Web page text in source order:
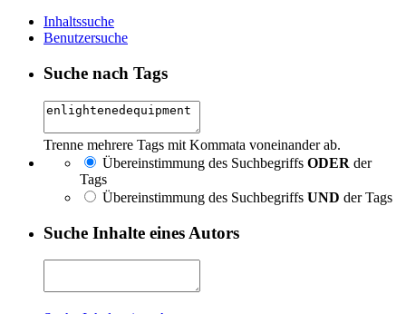
Inhaltssuche
Benutzersuche
Suche nach Tags
Trenne mehrere Tags mit Kommata voneinander ab.
Übereinstimmung des Suchbegriffs ODER der
Tags
Übereinstimmung des Suchbegriffs UND der Tags
Suche Inhalte eines Autors